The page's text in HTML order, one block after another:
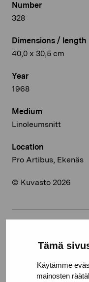
Tämä
Käytämme
mainosten
Number
328
Dimensions / length
40,0 x 30,5 cm
Year
1968
Medium
Linoleumsnitt
Location
Pro Artibus, Ekenäs
© Kuvasto 2026
Facebook
Linkedin